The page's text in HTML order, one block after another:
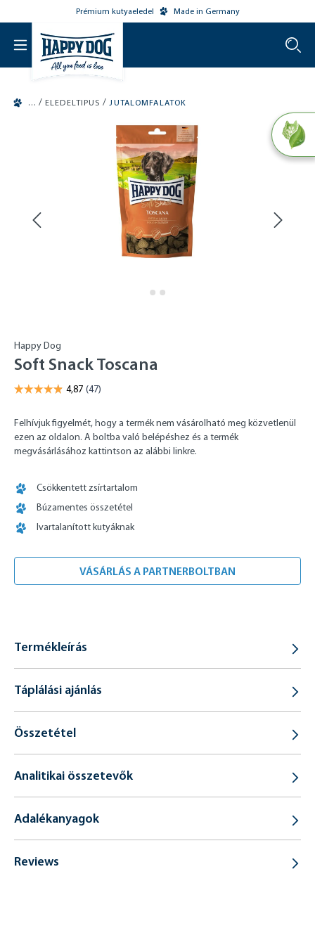
Prémium kutyaeledel Made in Germany
/ ELEDELTIPUS / JUTALOMFALATOK
Happy Dog
Soft Snack Toscana
Felhívjuk figyelmét, hogy a termék nem vásárolható meg közvetlenül
ezen az oldalon. A boltba való belépéshez és a termék
megvásárlásához kattintson az alábbi linkre.
Csökkentett zsírtartalom
Búzamentes összetétel
Ivartalanított kutyáknak
VÁSÁRLÁS A PARTNERBOLTBAN
Termékleírás
Táplálási ajánlás
Összetétel
Analitikai összetevők
Adalékanyagok
Reviews